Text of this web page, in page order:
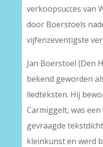
verkoopsucces van
door Boerstoels
vijfenzeventigste
Jan Boerstoel (Den
bekend geworden
liedteksten. Hij
Carmiggelt, was een
gevraagde
kleinkunst en werd